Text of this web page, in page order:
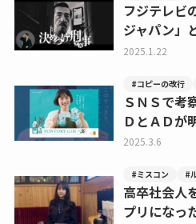
フジテレビ
ジャパン」
2025.1.22
#コピーの改行
ＳＮＳで考
ＤとＡＤが
2025.3.6
#ミスコン #
高卒社会人
プリになっ